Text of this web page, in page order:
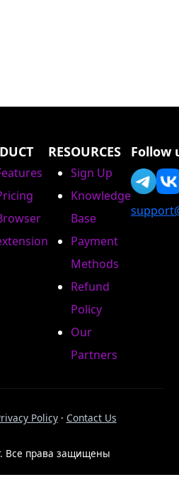
RESOURCES
Sign Up
Knowledge
Base
Payment
Methods
Refund
Policy
Our
Partners
Follow
Policy· Contact Us
Все права защищены